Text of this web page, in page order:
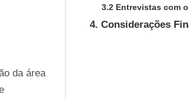
da área
3.2 Entrevistas com
4. Considerações